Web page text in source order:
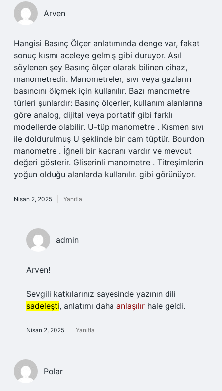
Arven
Hangisi Basınç Ölçer anlatımında denge var, fakat
sonuç kısmı aceleye gelmiş gibi duruyor. Asıl
söylenen şey Basınç ölçer olarak bilinen cihaz,
manometredir. Manometreler, sıvı veya gazların
basıncını ölçmek için kullanılır. Bazı manometre
türleri şunlardır: Basınç ölçerler, kullanım alanlarına
göre analog, dijital veya portatif gibi farklı
modellerde olabilir. U-tüp manometre . Kısmen sıvı
ile doldurulmuş U şeklinde bir cam tüptür. Bourdon
manometre . İğneli bir kadranı vardır ve mevcut
değeri gösterir. Gliserinli manometre . Titreşimlerin
yoğun olduğu alanlarda kullanılır. gibi görünüyor.
Nisan 2, 2025 Yanıtla
admin
Arven!
Sevgili katkılarınız sayesinde yazının dili
sadeleşti, anlatımı daha anlaşılır hale geldi.
Nisan 2, 2025 Yanıtla
Polar